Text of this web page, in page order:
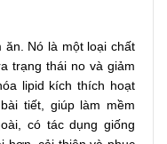
ăn. Nó là một loại chất
trạng thái no và giảm
lipid kích thích hoạt
tiết, giúp làm mềm
có tác dụng giống